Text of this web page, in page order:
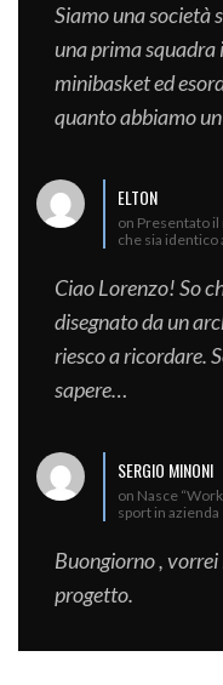
Siamo una società
una prima squadra
minibasket ed
quanto abbiamo
ELTON
on Presentato il
che sia identico
Ciao Lorenzo! So
disegnato da un
riesco a ricordare.
sapere…
SERGIO MINONI
on Nasce
sport in azienda
Buongiorno ,
progetto.